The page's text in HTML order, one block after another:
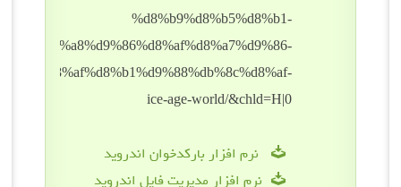
نرم افزار بارکدخوان اندروید
نرم افزار مدیریت فایل اندروید